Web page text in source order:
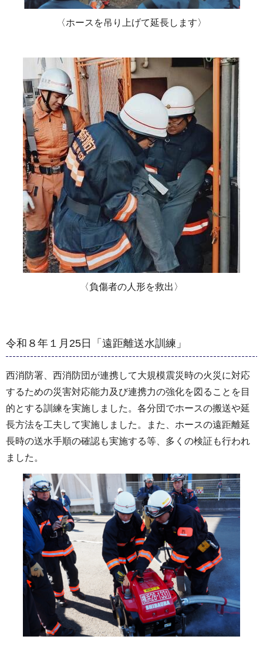
〈ホースを吊り上げて延長します〉
〈負傷者の人形を救出〉
令和８年１月25日「遠距離送水訓練」
西消防署、西消防団が連携して大規模震災時の火災に対応
するための災害対応能力及び連携力の強化を図ることを目
的とする訓練を実施しました。各分団でホースの搬送や延
長方法を工夫して実施しました。また、ホースの遠距離延
長時の送水手順の確認も実施する等、多くの検証も行われ
ました。